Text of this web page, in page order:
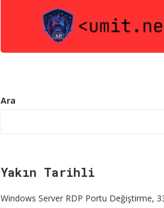
Ara
Yakın Tarihli
Windows Server RDP Portu Değiştirme,